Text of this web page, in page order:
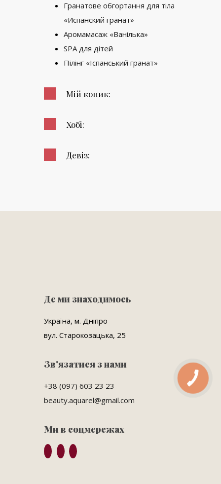
Гранатове обгортання для тіла
«Испанский гранат»
Аромамасаж «Ванілька»
SPA для дітей
Пілінг «Іспанський гранат»
Мій коник:
Хобі:
Девіз:
Де ми знаходимось
Україна, м. Дніпро
вул. Старокозацька, 25
Зв'язатися з нами
+38 (097) 603 23 23
beauty.aquarel@gmail.com
Ми в соцмережах
КНОПКА
ЗВ'ЯЗКУ